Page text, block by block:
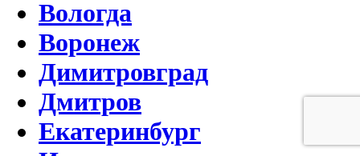
Вологда
Воронеж
Димитровград
Дмитров
Екатеринбург